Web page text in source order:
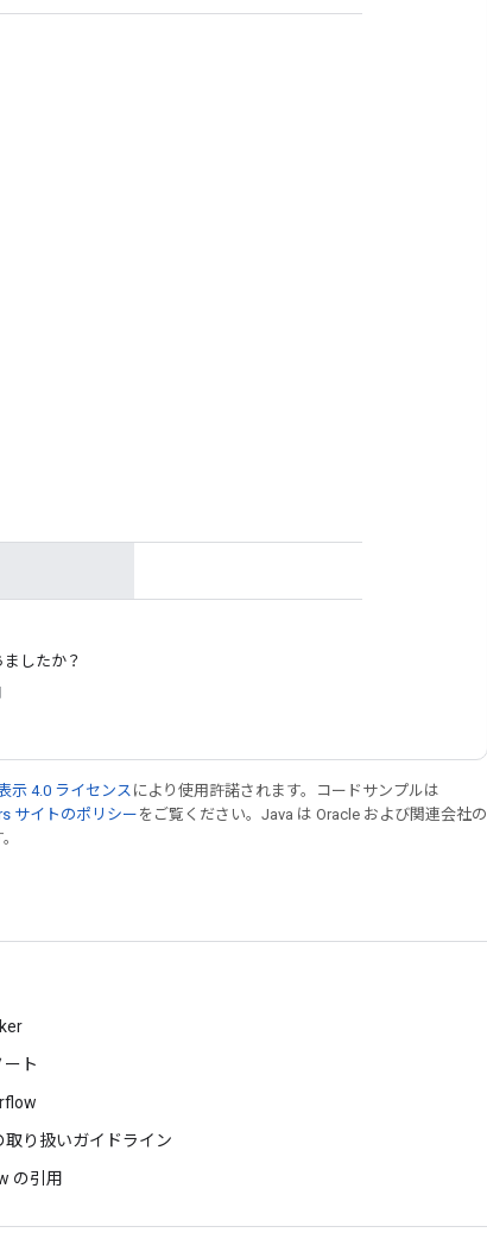
したか？
示 4.0 ライセンス により使用許諾されます。コードサンプルは
サイトのポリシー をご覧ください。Java は Oracle および関連会社の
ート
取り扱いガイドライン
の引用